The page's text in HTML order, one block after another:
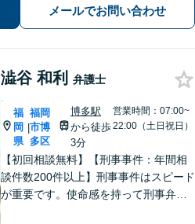
談ください【夜間・休日対応】
メールでお問い合わせ
澁谷 和利 弁護士
.
福
岡
県
|
福岡
市博
多区
博多駅
から徒歩
3分
営業時間：07:00~
22:00（土日祝日）
【初回相談無料】【刑事事件：年間相
談件数200件以上】刑事事件はスピード
が重要です。使命感を持って刑事弁護